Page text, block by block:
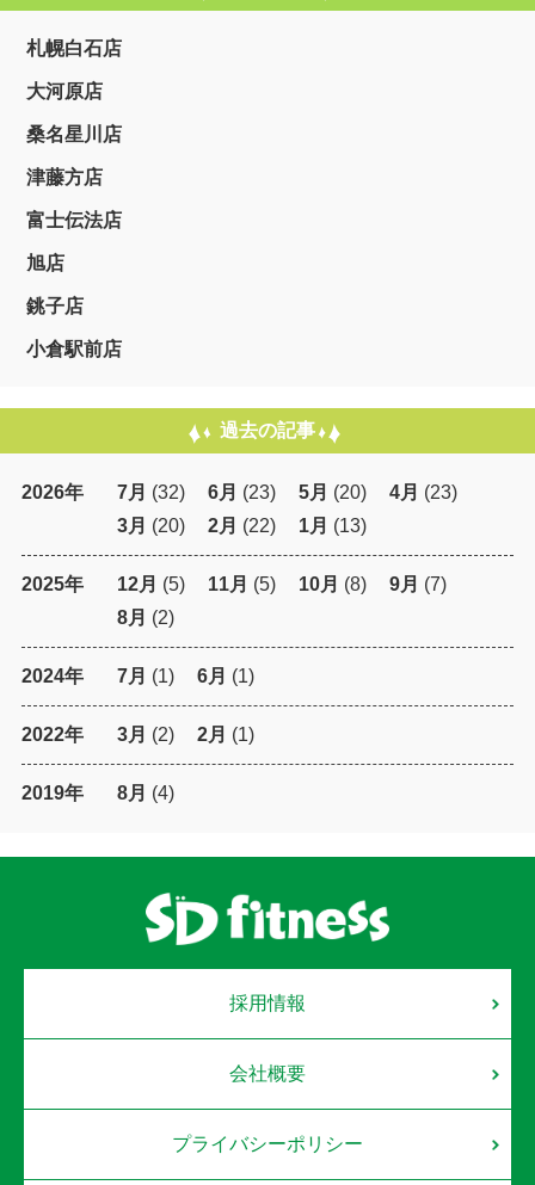
札幌白石店
大河原店
桑名星川店
津藤方店
富士伝法店
旭店
銚子店
小倉駅前店
過去の記事
2026年 7月 (32) 6月 (23) 5月 (20) 4月 (23)
3月 (20) 2月 (22) 1月 (13)
2025年 12月 (5) 11月 (5) 10月 (8) 9月 (7)
8月 (2)
2024年 7月 (1) 6月 (1)
2022年 3月 (2) 2月 (1)
2019年 8月 (4)
採用情報
会社概要
プライバシーポリシー